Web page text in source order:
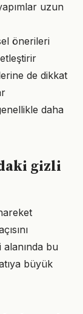
uzun
önerileri
de dikkat
daha
gizli
bu
büyük